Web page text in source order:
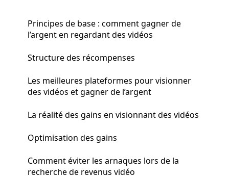
Principes de base : comment gagner de
l’argent en regardant des vidéos
Structure des récompenses
Les meilleures plateformes pour visionner
des vidéos et gagner de l’argent
La réalité des gains en visionnant des vidéos
Optimisation des gains
Comment éviter les arnaques lors de la
recherche de revenus vidéo